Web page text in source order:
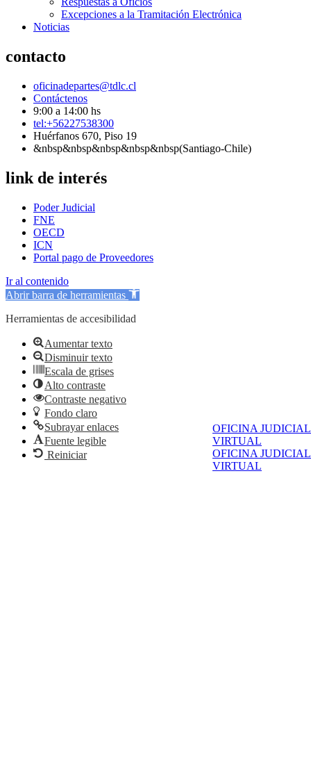
OFICINA JUDICIAL
VIRTUAL
OFICINA JUDICIAL
VIRTUAL
Excepciones a la Tramitación Electrónica
Noticias
contacto
oficinadepartes@tdlc.cl
Contáctenos
9:00 a 14:00 hs
tel:+56227538300
Huérfanos 670, Piso 19
&nbsp&nbsp&nbsp&nbsp&nbsp(Santiago-Chile)
link de interés
Poder Judicial
FNE
OECD
ICN
Portal pago de Proveedores
Ir al contenido
Abrir barra de herramientas
Herramientas de accesibilidad
Aumentar texto
Disminuir texto
Escala de grises
Alto contraste
Contraste negativo
Fondo claro
Subrayar enlaces
Fuente legible
Reiniciar